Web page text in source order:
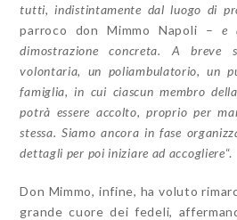
tutti, indistintamente dal luogo di
parroco don Mimmo Napoli – e
dimostrazione concreta. A breve
volontaria, un poliambulatorio, un
famiglia, in cui ciascun membro
potrà essere accolto, proprio per
stessa. Siamo ancora in fase
dettagli per poi iniziare ad accogliere“.
Don Mimmo, infine, ha voluto
grande cuore dei fedeli,